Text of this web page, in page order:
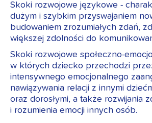
Skoki rozwojowe językowe -
dużym i szybkim przyswajaniem
budowaniem zrozumiałych zdań,
większej zdolności do
Skoki rozwojowe społeczno-
w których dziecko przechodzi
intensywnego emocjonalnego
nawiązywania relacji z innymi
oraz dorosłymi, a także rozwijania
i rozumienia emocji innych osób.